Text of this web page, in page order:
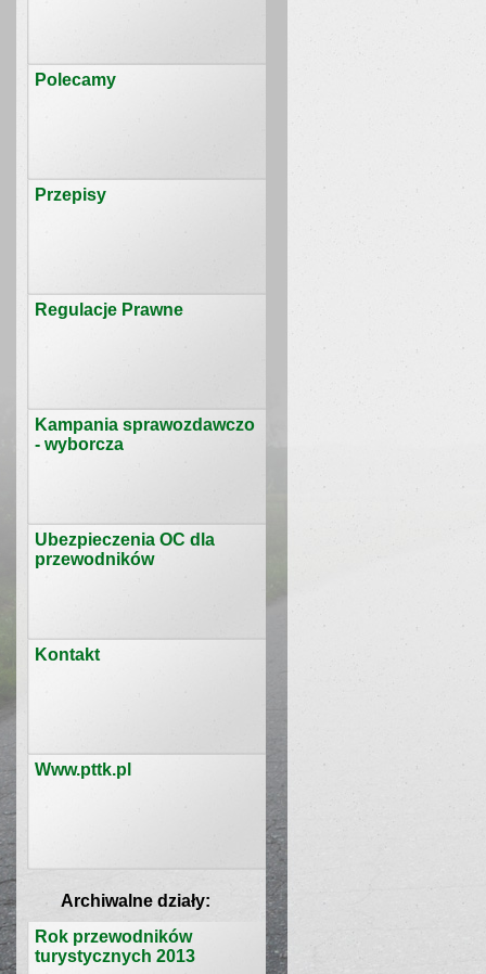
Polecamy
Przepisy
Regulacje Prawne
Kampania sprawozdawczo
- wyborcza
Ubezpieczenia OC dla
przewodników
Kontakt
Www.pttk.pl
Archiwalne działy:
Rok przewodników
turystycznych 2013